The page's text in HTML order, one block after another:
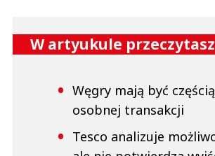
W artyukule
Węgry mają być częścią
osobnej transakcji
Tesco analizuje